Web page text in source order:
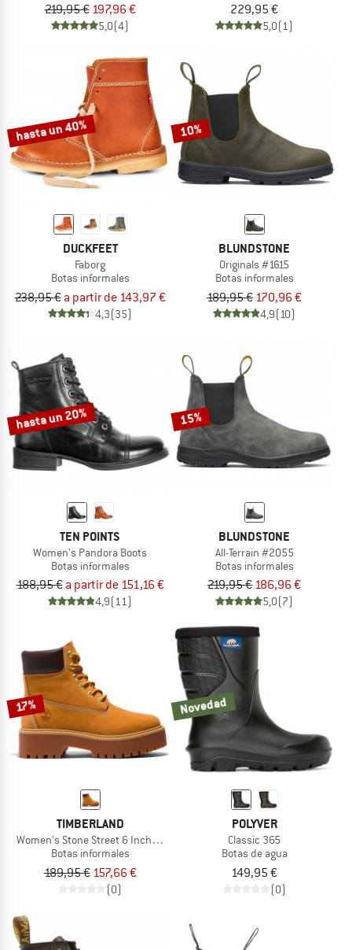
219,95 € 197,96 €
5,0(4)
229,95 €
5,0(1)
hasta un 40%
DUCKFEET
Faborg
Botas informales
238,95 € a partir de 143,97 €
4,3(35)
10%
BLUNDSTONE
Originals #1615
Botas informales
189,95 € 170,96 €
4,9(10)
hasta un 20%
TEN POINTS
Women's Pandora Boots
Botas informales
188,95 € a partir de 151,16 €
4,9(11)
15%
BLUNDSTONE
All-Terrain #2055
Botas informales
219,95 € 186,96 €
5,0(7)
17%
TIMBERLAND
Women's Stone Street 6 Inch Lace Up WP Boot
Botas informales
189,95 € 157,66 €
(0)
Novedad
POLYVER
Classic 365
Botas de agua
149,95 €
(0)